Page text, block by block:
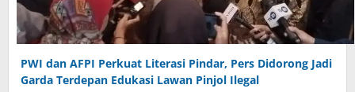
PWI dan AFPI Perkuat Literasi Pindar, Pers Didorong Jadi
Garda Terdepan Edukasi Lawan Pinjol Ilegal